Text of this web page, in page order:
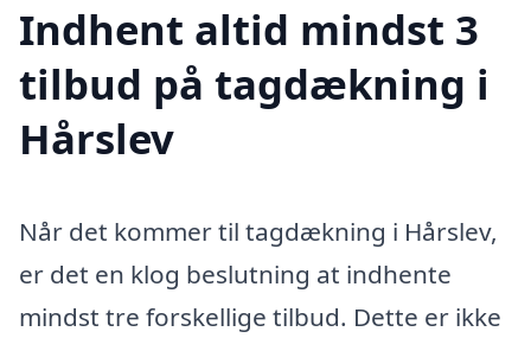
Indhent altid mindst 3
tilbud på tagdækning i
Hårslev
Når det kommer til tagdækning i Hårslev,
er det en klog beslutning at indhente
mindst tre forskellige tilbud. Dette er ikke